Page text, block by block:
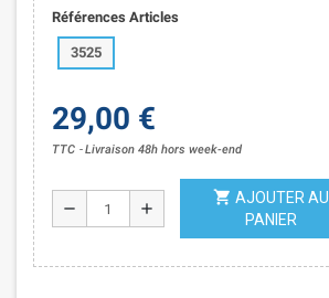
Références Articles
3525
29,00 €
TTC Livraison 48h hors week-end
remove add
shopping_cart AJOUTER AU
PANIER